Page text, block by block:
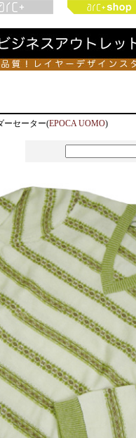
ーセーター(EPOCA UOMO)